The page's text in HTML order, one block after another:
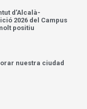
d’Alcalà-
2026 del Campus
positiu
nuestra ciudad